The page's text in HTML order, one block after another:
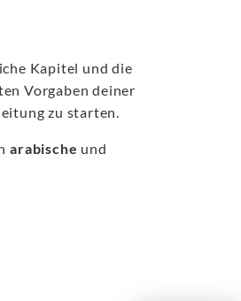
Kapitel und die
Vorgaben deiner
zu starten.
arabische und